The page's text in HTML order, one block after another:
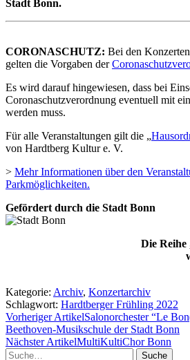
Stadt Bonn.
CORONASCHUTZ: Bei den
gelten die Vorgaben der
Es wird darauf hingewiesen, dass bei
Coronaschutzverordnung eventuell mit
werden muss.
Für alle Veranstaltungen gilt die „
von Hardtberg Kultur e. V.
> Mehr Informationen über den
Parkmöglichkeiten.
Gefördert durch die Stadt Bonn
Die
Kategorie: Archiv, Konzertarchiv
Schlagwort: Hardtberger Frühling 2022
Vorheriger ArtikelSalonorchester “Le
Beethoven-Musikschule der Stadt Bonn
Nächster ArtikelMultiKultiChor Bonn
Suche